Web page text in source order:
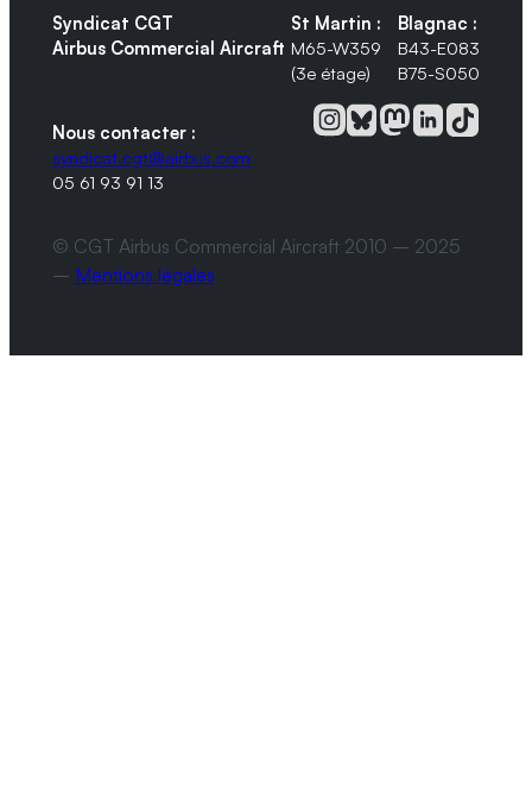
Syndicat CGT
Airbus Commercial Aircraft
St Martin :
M65-W359
(3e étage)
Blagnac :
B43-E083
B75-S050
Nous contacter :
syndicat.cgt@airbus.com
05 61 93 91 13
© CGT Airbus Commercial Aircraft 2010 – 2025
– Mentions légales